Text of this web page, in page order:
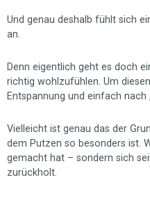
Und genau deshalb fühlt sich
an.
Denn eigentlich geht es doch
richtig wohlzufühlen. Um
Entspannung und einfach nach
Vielleicht ist genau das der
dem Putzen so besonders ist.
gemacht hat – sondern sich
zurückholt.